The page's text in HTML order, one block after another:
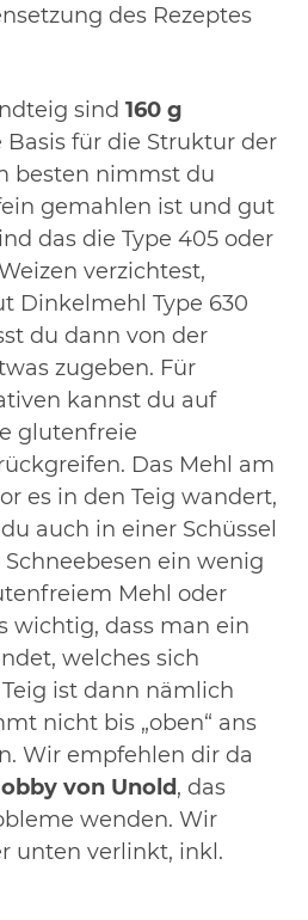
des Rezeptes
sind 160 g
Basis für die Struktur der
besten nimmst du
gemahlen ist und gut
das die Type 405 oder
verzichtest,
Dinkelmehl Type 630
du dann von der
zugeben. Für
kannst du auf
glutenfreie
Das Mehl am
es in den Teig wandert,
auch in einer Schüssel
ein wenig
Mehl oder
wichtig, dass man ein
welches sich
ist dann nämlich
nicht bis „oben“ ans
Wir empfehlen dir da
von Unold, das
wenden. Wir
unten verlinkt, inkl.